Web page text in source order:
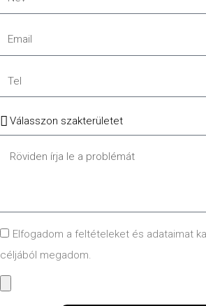
Email
Tel
Szakterület
Message
GDPRElfogadom a feltételeket és adataimat
céljából megadom.